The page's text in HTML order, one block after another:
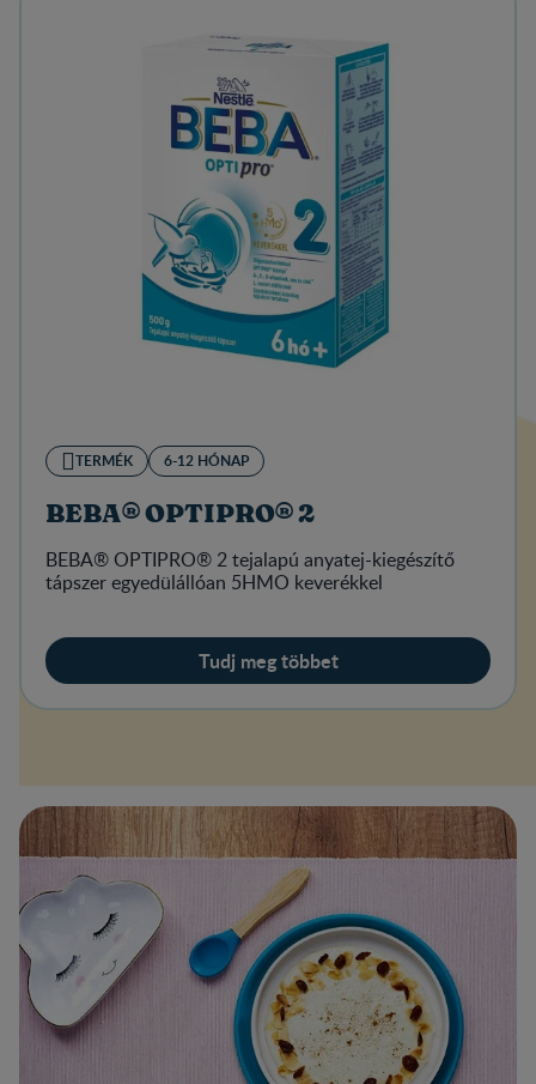
TERMÉK 6-12 HÓNAP
BEBA® OPTIPRO® 2
BEBA® OPTIPRO® 2 tejalapú anyatej-kiegészítő
tápszer egyedülállóan 5HMO keverékkel
Tudj meg többet